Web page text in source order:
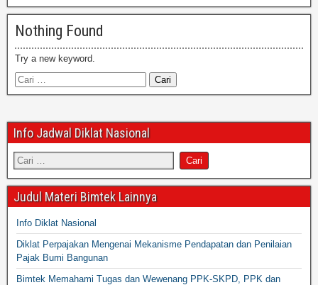
Nothing Found
Try a new keyword.
Info Jadwal Diklat Nasional
Judul Materi Bimtek Lainnya
Info Diklat Nasional
Diklat Perpajakan Mengenai Mekanisme Pendapatan dan Penilaian
Pajak Bumi Bangunan
Bimtek Memahami Tugas dan Wewenang PPK-SKPD, PPK dan